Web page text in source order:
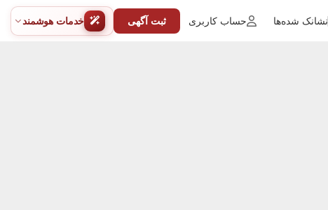
خدمات هوشمند ثبت آگهی حساب کاربری نشانک شده‌ها